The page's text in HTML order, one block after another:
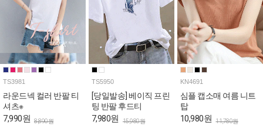
TS3981
라운드넥 컬러 반팔 티
셔츠※
7,990원 8,890원
TS5950
[당일발송] 베이직 프린
팅 반팔 후드티
7,980원 15,980원
KN4691
심플 캡소매 여름 니트
탑
10,980원 11,780원